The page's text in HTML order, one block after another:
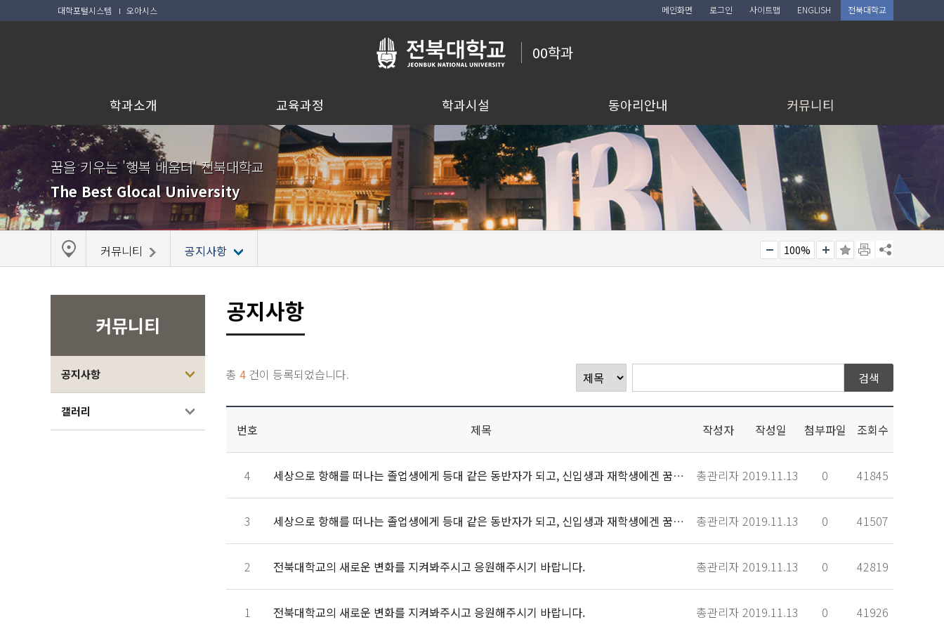
대학포털시스템 오아시스
00학과
메인화면 로그인 사이트맵 ENGLISH 전북대학교
학과소개 교육과정 학과시설 동아리안내 커뮤니티
꿈을 키우는 '행복 배움터' 전북대학교
The Best Glocal University
커뮤니티 공지사항 100%
커뮤니티
공지사항
갤러리
공지사항
총 4 건이 등록되었습니다.
번호 제목 작성자 작성일 첨부파일 조회수
4 세상으로 항해를 떠나는 졸업생에게 등대 같은 동반자가 되고, 신입생과 재학생에겐 꿈을 키워 총관리자 2019.11.13 0 41845
3 세상으로 항해를 떠나는 졸업생에게 등대 같은 동반자가 되고, 신입생과 재학생에겐 꿈을 키워 총관리자 2019.11.13 0 41507
2 전북대학교의 새로운 변화를 지켜봐주시고 응원해주시기 바랍니다. 총관리자 2019.11.13 0 42819
1 전북대학교의 새로운 변화를 지켜봐주시고 응원해주시기 바랍니다. 총관리자 2019.11.13 0 41926